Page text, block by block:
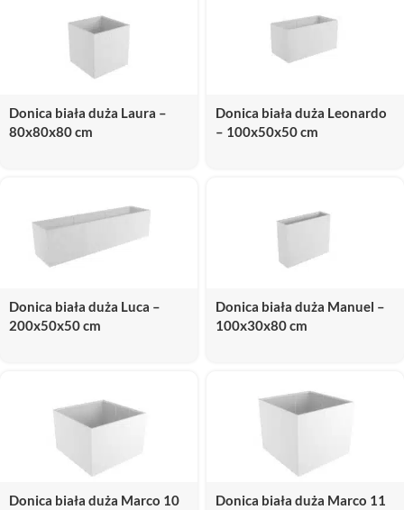
Donica biała duża Laura –
80x80x80 cm
Donica biała duża Leonardo
– 100x50x50 cm
Donica biała duża Luca –
200x50x50 cm
Donica biała duża Manuel –
100x30x80 cm
Donica biała duża Marco 10
Donica biała duża Marco 11